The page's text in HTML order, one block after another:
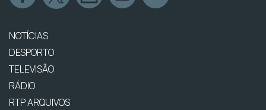
NOTÍCIAS
DESPORTO
TELEVISÃO
RÁDIO
RTP ARQUIVOS